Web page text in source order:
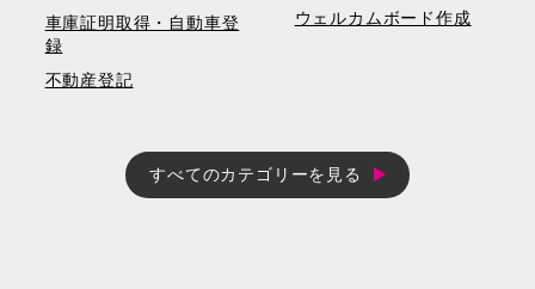
車庫証明取得・自動車登
録
不動産登記
ウェルカムボード作成
すべてのカテゴリーを見る